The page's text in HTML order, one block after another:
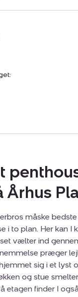
Århus
måske
i to plan. Her kan I
vælter ind
præger
sig i et lyst
og stue
etagen finder I